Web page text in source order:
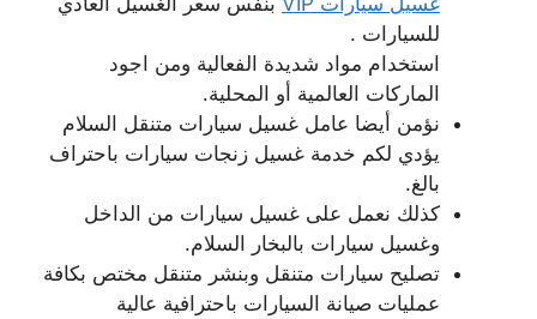
للسيارات .
استخدام مواد شديدة الفعالية ومن اجود
الماركات العالمية أو المحلية.
نؤمن أيضا عامل غسيل سيارات متنقل السلام
يؤدي لكم خدمة غسيل زنجات سيارات باحتراف
بالغ.
كذلك نعمل على غسيل سيارات من الداخل
وغسيل سيارات بالبخار السلام.
تصليح سيارات متنقل وبنشر متنقل مختص بكافة
عمليات صيانة السيارات باحترافية عالية